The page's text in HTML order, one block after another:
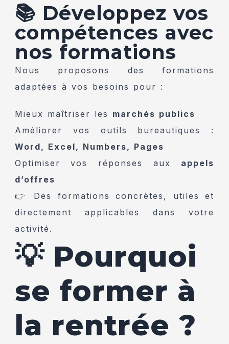
📚 Développez vos
compétences avec
nos formations
Nous proposons des formations
adaptées à vos besoins pour :
Mieux maîtriser les marchés publics
Améliorer vos outils bureautiques :
Word, Excel, Numbers, Pages
Optimiser vos réponses aux appels
d’offres
👉 Des formations concrètes, utiles et
directement applicables dans votre
activité.
💡 Pourquoi
se former à
la rentrée ?